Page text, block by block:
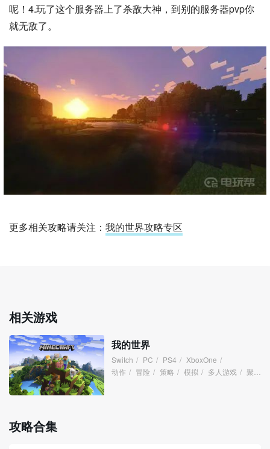
呢！4.玩了这个服务器上了杀敌大神，到别的服务器pvp你
就无敌了。
更多相关攻略请关注： 我的世界攻略专区
相关游戏
我的世界
Switch / PC / PS4 / XboxOne /
动作 / 冒险 / 策略 / 模拟 / 多人游戏 / 聚会
攻略合集